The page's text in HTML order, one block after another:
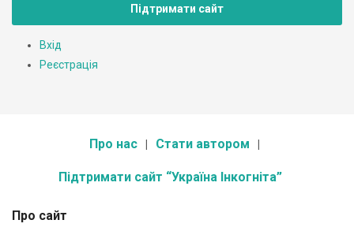
Підтримати сайт
Вхід
Реєстрація
Про нас Стати автором
Підтримати сайт “Україна Інкогніта”
Про сайт